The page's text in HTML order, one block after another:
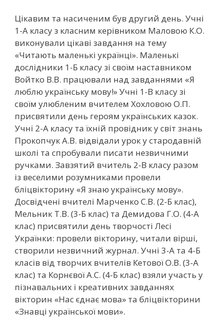
Цікавим та насиченим був другий день. Учні
1-А класу з класним керівником Маловою К.О.
виконували цікаві завдання на тему
«Читають маленькі українці». Маленькі
дослідники 1-Б класу зі своїм наставником
Войтко В.В. працювали над завданнями «Я
люблю українську мову!» Учні 1-В класу зі
своїм улюбленим вчителем Хохловою О.П.
присвятили день героям українських казок.
Учні 2-А класу та їхній провідник у світ знань
Прокопчук А.В. відвідали урок у стародавній
школі та спробували писати незвичними
ручками. Завзятий вчитель 2-В класу разом
із веселими розумниками провели
бліцвікторину «Я знаю українську мову».
Досвідчені вчителі Марченко С.В. (2-Б клас),
Мельник Т.В. (3-Б клас) та Демидова Г.О. (4-А
клас) присвятили день творчості Лесі
Українки: провели вікторину, читали вірші,
створили незвичний журнал. Учні 3-А та 4-Б
класів від творчих вчителів Кетової О.В. (3-А
клас) та Корнєвої А.С. (4-Б клас) взяли участь у
пізнавальних і креативних завданнях
вікторин «Нас єднає мова» та бліцвікторини
«Знавці української мови».